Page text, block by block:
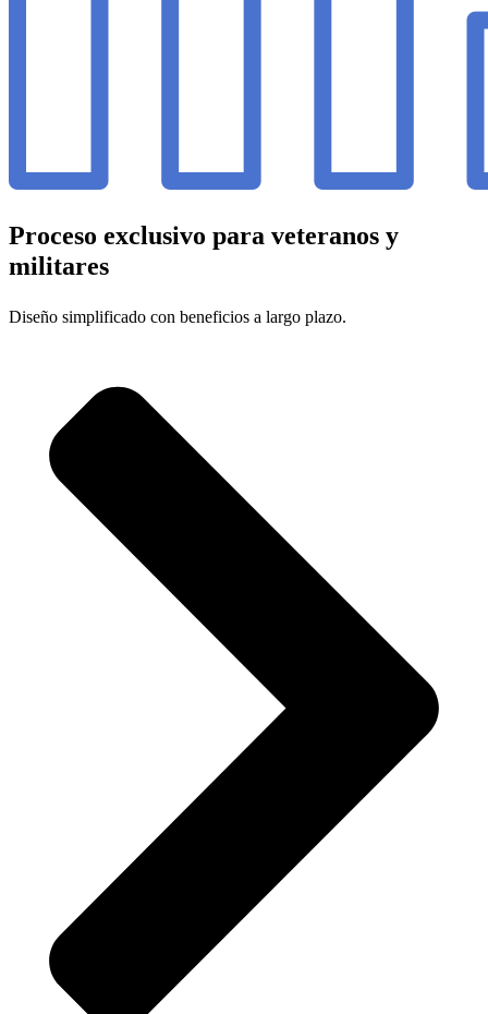
Proceso exclusivo para veteranos y
militares
Diseño simplificado con beneficios a largo plazo.